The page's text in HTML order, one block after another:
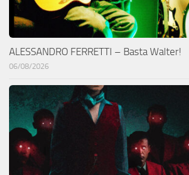
ALESSANDRO FERRETTI – Basta Walter!
06/08/2026